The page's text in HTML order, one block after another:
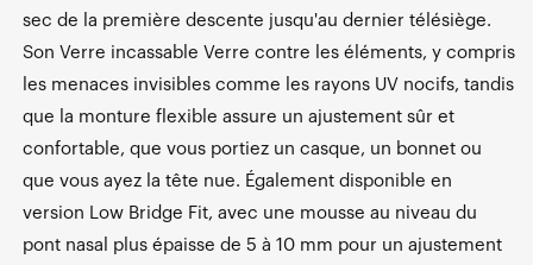
sec de la première descente jusqu'au dernier télésiège.
Son Verre incassable Verre contre les éléments, y compris
les menaces invisibles comme les rayons UV nocifs, tandis
que la monture flexible assure un ajustement sûr et
confortable, que vous portiez un casque, un bonnet ou
que vous ayez la tête nue. Également disponible en
version Low Bridge Fit, avec une mousse au niveau du
pont nasal plus épaisse de 5 à 10 mm pour un ajustement